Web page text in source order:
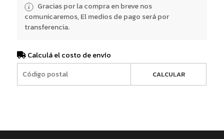
Gracias por la compra en breve nos
comunicaremos, El medios de pago será por
transferencia.
Calculá el costo de envío
CALCULAR